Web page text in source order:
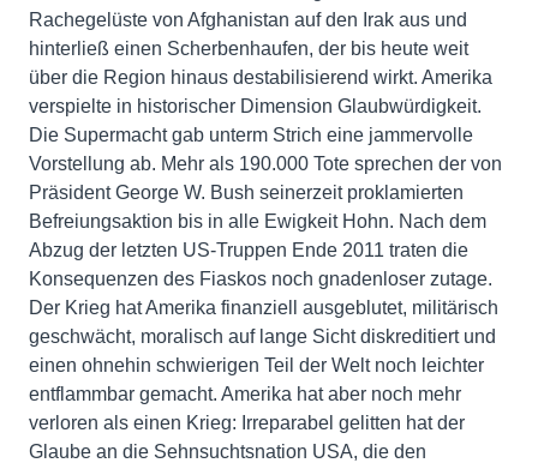
Rachegelüste von Afghanistan auf den Irak aus und
hinterließ einen Scherbenhaufen, der bis heute weit
über die Region hinaus destabilisierend wirkt. Amerika
verspielte in historischer Dimension Glaubwürdigkeit.
Die Supermacht gab unterm Strich eine jammervolle
Vorstellung ab. Mehr als 190.000 Tote sprechen der von
Präsident George W. Bush seinerzeit proklamierten
Befreiungsaktion bis in alle Ewigkeit Hohn. Nach dem
Abzug der letzten US-Truppen Ende 2011 traten die
Konsequenzen des Fiaskos noch gnadenloser zutage.
Der Krieg hat Amerika finanziell ausgeblutet, militärisch
geschwächt, moralisch auf lange Sicht diskreditiert und
einen ohnehin schwierigen Teil der Welt noch leichter
entflammbar gemacht. Amerika hat aber noch mehr
verloren als einen Krieg: Irreparabel gelitten hat der
Glaube an die Sehnsuchtsnation USA, die den